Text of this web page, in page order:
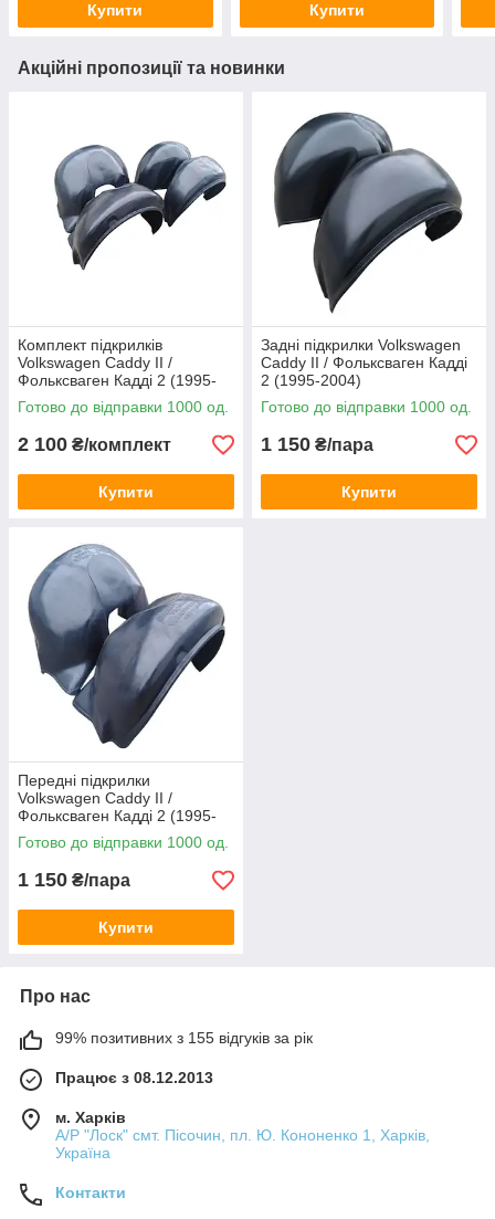
Купити Купити
Акційні пропозиції та новинки
Комплект підкрилків
Volkswagen Caddy II /
Фольксваген Кадді 2 (1995-
2004)
Готово до відправки 1000 од.
2 100 ₴/комплект
Купити
Задні підкрилки Volkswagen
Caddy II / Фольксваген Кадді
2 (1995-2004)
Готово до відправки 1000 од.
1 150 ₴/пара
Купити
Передні підкрилки
Volkswagen Caddy II /
Фольксваген Кадді 2 (1995-
2004)
Готово до відправки 1000 од.
1 150 ₴/пара
Купити
Про нас
99% позитивних з 155 відгуків за рік
Працює з 08.12.2013
м. Харків
А/Р "Лоск" смт. Пісочин, пл. Ю. Кононенко 1, Харків,
Україна
Контакти